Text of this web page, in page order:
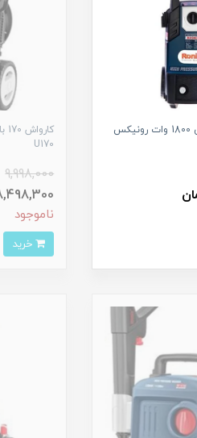
کارواش 140 بار دینامی 1800 وات رونیکس
U170
9,998,000
8,498,300
ناموجود
خرید